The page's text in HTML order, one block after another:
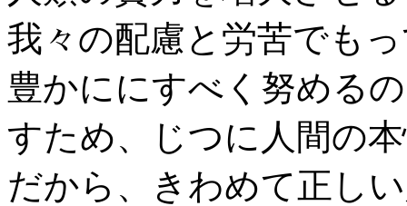
我々の配慮と労苦でも
豊かににすべく努める
すため、じつに人間の
だから、きわめて正し